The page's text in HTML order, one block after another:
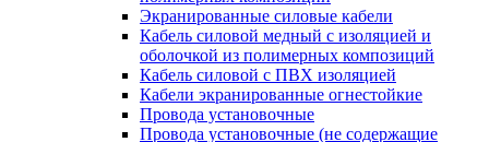
Экранированные силовые кабели
Кабель силовой медный с изоляцией и
оболочкой из полимерных композиций
Кабель силовой с ПВХ изоляцией
Кабели экранированные огнестойкие
Провода установочные
Провода установочные (не содержащие